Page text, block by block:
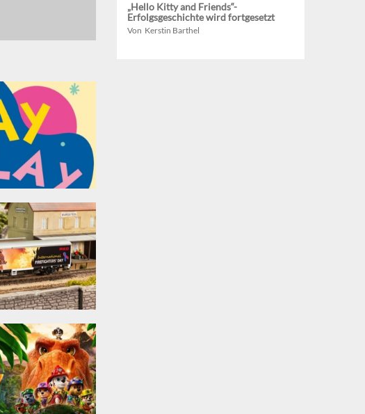
„Hello Kitty and Friends“-
Erfolgsgeschichte wird fortgesetzt
Von Kerstin Barthel